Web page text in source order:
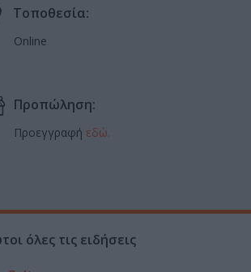
Τοποθεσία:
Online
Προπώληση:
Προεγγραφή εδώ.
όλες τις ειδήσεις